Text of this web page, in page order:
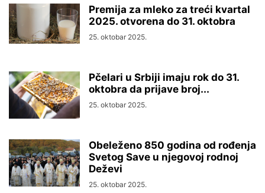
Premija za mleko za treći kvartal
2025. otvorena do 31. oktobra
25. oktobar 2025.
Pčelari u Srbiji imaju rok do 31.
oktobra da prijave broj...
25. oktobar 2025.
Obeleženo 850 godina od rođenja
Svetog Save u njegovoj rodnoj
Deževi
25. oktobar 2025.